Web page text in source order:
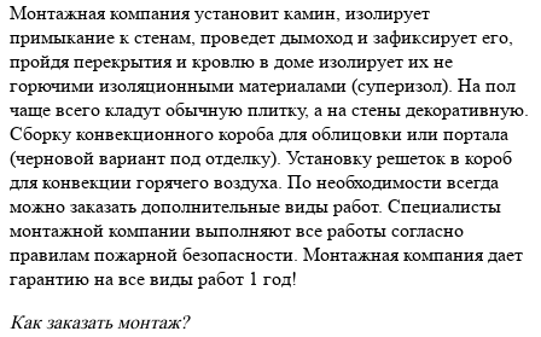
Монтажная компания установит камин, изолирует
примыкание к стенам, проведет дымоход и зафиксирует его,
пройдя перекрытия и кровлю в доме изолирует их не
горючими изоляционными материалами (суперизол). На пол
чаще всего кладут обычную плитку, а на стены декоративную.
Сборку конвекционного короба для облицовки или портала
(черновой вариант под отделку). Установку решеток в короб
для конвекции горячего воздуха. По необходимости всегда
можно заказать дополнительные виды работ. Специалисты
монтажной компании выполняют все работы согласно
правилам пожарной безопасности. Монтажная компания дает
гарантию на все виды работ 1 год!
Как заказать монтаж?